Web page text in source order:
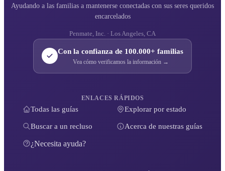
Ayudando a las familias a mantenerse conectadas con sus seres queridos
encarcelados
Penmate, Inc. · Los Angeles, CA
Con la confianza de 100.000+ familias
Vea cómo verificamos la información →
ENLACES RÁPIDOS
Todas las guías Explorar por estado
Buscar a un recluso Acerca de nuestras guías
¿Necesita ayuda?